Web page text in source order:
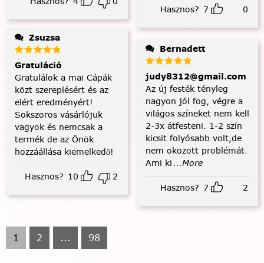
Zsuzsa
Gratuláció
Gratulálok a mai Cápák
közt szereplésért és az
elért eredményért!
Sokszoros vásárlójuk
vagyok és nemcsak a
termék de az Önök
hozzáállása kiemelkedő!
Hasznos? 10 2
Hasznos? 7 0
Bernadett
judy8312@gmail.com
Az új festék tényleg
nagyon jól fog, végre a
világos színeket nem kell
2-3x átfesteni. 1-2 szín
kicsit folyósabb volt,de
nem okozott problémát.
Ami ki ...More
Hasznos? 7 2
1 2 ... 98